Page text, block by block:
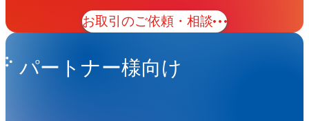
お取引のご依頼・相談
パートナー様向け